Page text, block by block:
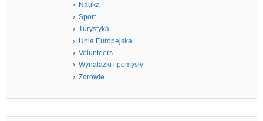
Nauka
Sport
Turystyka
Unia Europejska
Volunteers
Wynalazki i pomysły
Zdrowie